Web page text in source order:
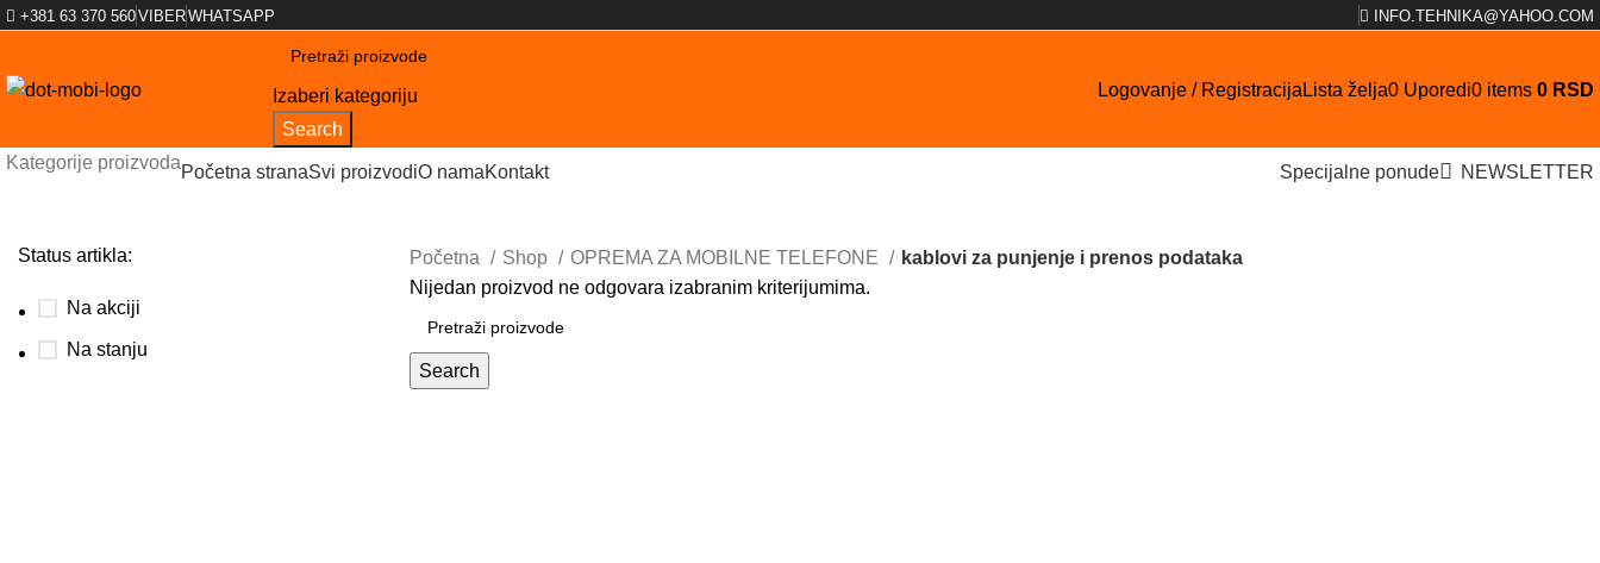
+381 63 370 560VIBERWHATSAPP INFO.TEHNIKA@YAHOO.COM
Izaberi kategoriju
Search
Logovanje / Registracija Lista želja0 Uporedi0 items 0 RSD
Kategorije proizvodaPočetna stranaSvi proizvodiO namaKontakt Specijalne ponude NEWSLETTER
Status artikla:
Na akciji
Na stanju
Početna Shop OPREMA ZA MOBILNE TELEFONE
kablovi za punjenje i prenos podataka
Nijedan proizvod ne odgovara izabranim kriterijumima.
Search